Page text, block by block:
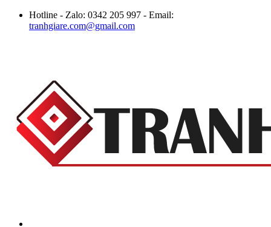
Hotline - Zalo: 0342 205 997 - Email:
tranhgiare.com@gmail.com